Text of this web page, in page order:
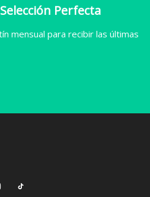
Perfecta
mensual para recibir las últimas